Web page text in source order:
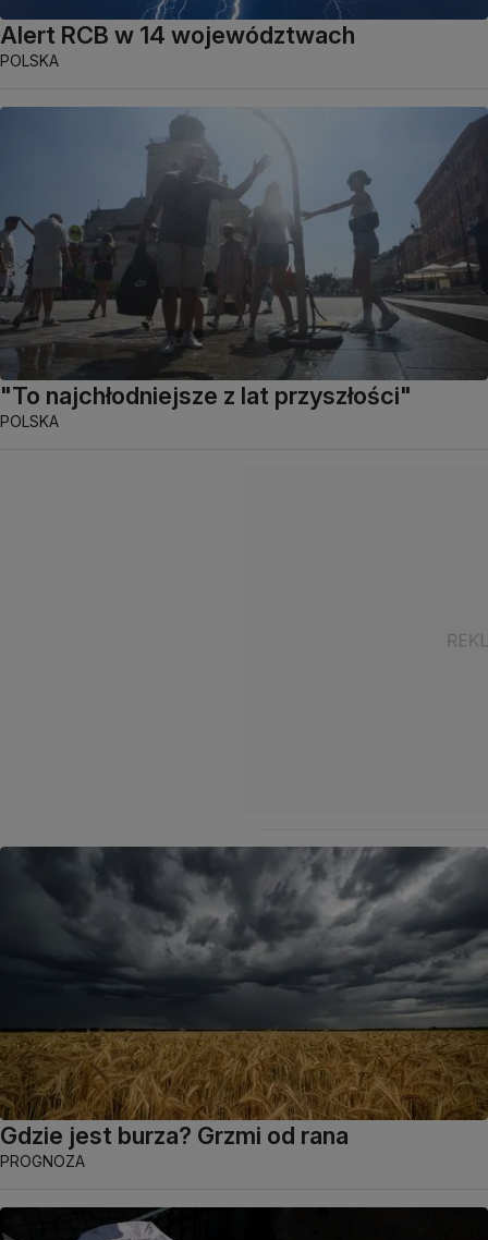
Alert RCB w 14 województwach
POLSKA
"To najchłodniejsze z lat przyszłości"
POLSKA
Gdzie jest burza? Grzmi od rana
PROGNOZA